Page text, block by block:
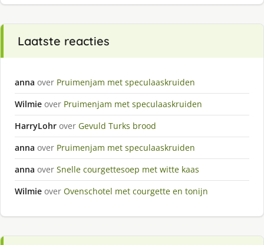
Laatste reacties
anna over Pruimenjam met speculaaskruiden
Wilmie over Pruimenjam met speculaaskruiden
HarryLohr over Gevuld Turks brood
anna over Pruimenjam met speculaaskruiden
anna over Snelle courgettesoep met witte kaas
Wilmie over Ovenschotel met courgette en tonijn